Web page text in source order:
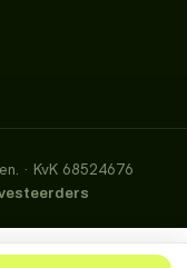
· KvK 68524676